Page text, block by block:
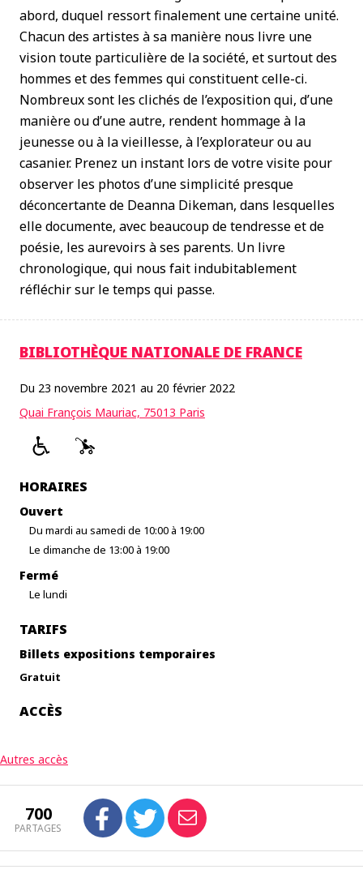
abord, duquel ressort finalement une certaine unité.
Chacun des artistes à sa manière nous livre une
vision toute particulière de la société, et surtout des
hommes et des femmes qui constituent celle-ci.
Nombreux sont les clichés de l’exposition qui, d’une
manière ou d’une autre, rendent hommage à la
jeunesse ou à la vieillesse, à l’explorateur ou au
casanier. Prenez un instant lors de votre visite pour
observer les photos d’une simplicité presque
déconcertante de Deanna Dikeman, dans lesquelles
elle documente, avec beaucoup de tendresse et de
poésie, les aurevoirs à ses parents. Un livre
chronologique, qui nous fait indubitablement
réfléchir sur le temps qui passe.
BIBLIOTHÈQUE NATIONALE DE FRANCE
Du 23 novembre 2021 au 20 février 2022
Quai François Mauriac, 75013 Paris
HORAIRES
Ouvert
Du mardi au samedi de 10:00 à 19:00
Le dimanche de 13:00 à 19:00
Fermé
Le lundi
TARIFS
Billets expositions temporaires
Gratuit
ACCÈS
Autres accès
700
PARTAGES